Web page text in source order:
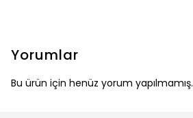
Yorumlar
Bu ürün için henüz yorum yapılmamış.